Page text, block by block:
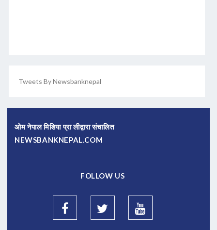
Tweets By Newsbanknepal
ओम नेपाल मिडिया प्रा लीद्वारा संचालित
NEWSBANKNEPAL.COM
FOLLOW US